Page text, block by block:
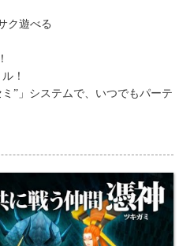
ク遊べる
！
”」システムで、いつでもパーテ